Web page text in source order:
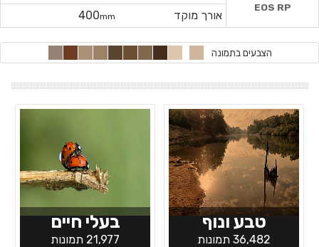
אורך מוקד
400mm
EOS RP
הצבעים בתמונה
טבע ונוף
36,482 תמונות
בעלי חיים
21,977 תמונות